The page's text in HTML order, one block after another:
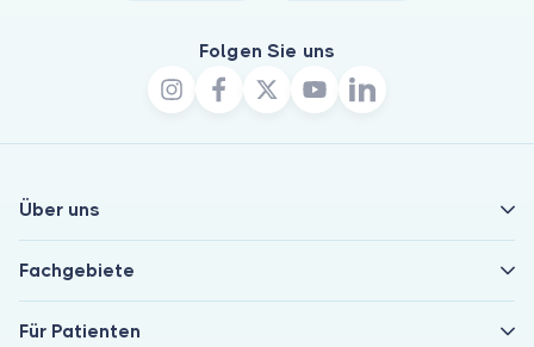
Folgen Sie uns
Über uns
Fachgebiete
Für Patienten